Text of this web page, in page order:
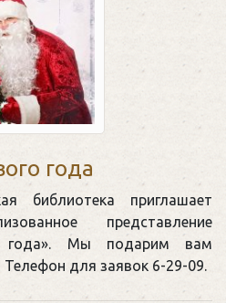
года
библиотека приглашает
представление
года». Мы подарим вам
Телефон для заявок 6-29-09.